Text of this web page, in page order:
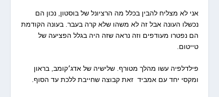
אני לא מצליח להבין בכלל מה הרציונל של בוסטון, נכון הם
נכשלו העונה אבל זה לא משהו שלא קרה בעבר. בעונה הקודמת
הם נפטרו מעודפים וזה נראה שזה היה בגלל הפציעה של
טייטום.
פילדלפיה עשו מהלך מטורף. שלישיה של אדג׳קומב, בראון
ומקסי יחד עם אמביד זאת קבוצה שחייבת ללכת עד הסוף.